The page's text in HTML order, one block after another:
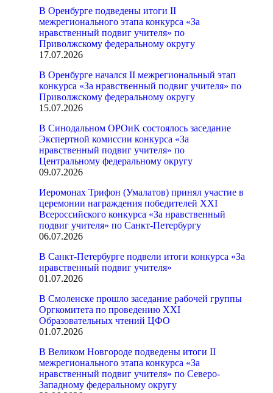
В Оренбурге подведены итоги II
межрегионального этапа конкурса «За
нравственный подвиг учителя» по
Приволжскому федеральному округу
17.07.2026
В Оренбурге начался II межрегиональный этап
конкурса «За нравственный подвиг учителя» по
Приволжскому федеральному округу
15.07.2026
В Синодальном ОРОиК состоялось заседание
Экспертной комиссии конкурса «За
нравственный подвиг учителя» по
Центральному федеральному округу
09.07.2026
Иеромонах Трифон (Умалатов) принял участие в
церемонии награждения победителей XXI
Всероссийского конкурса «За нравственный
подвиг учителя» по Санкт-Петербургу
06.07.2026
В Санкт-Петербурге подвели итоги конкурса «За
нравственный подвиг учителя»
01.07.2026
В Смоленске прошло заседание рабочей группы
Оргкомитета по проведению XXI
Образовательных чтений ЦФО
01.07.2026
В Великом Новгороде подведены итоги II
межрегионального этапа конкурса «За
нравственный подвиг учителя» по Северо-
Западному федеральному округу